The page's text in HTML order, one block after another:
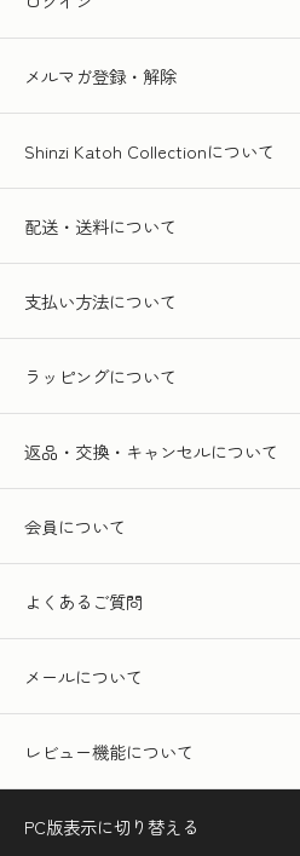
メルマガ登録・解除
Shinzi Katoh Collectionについて
配送・送料について
支払い方法について
ラッピングについて
返品・交換・キャンセルについて
会員について
よくあるご質問
メールについて
レビュー機能について
PC版表示に切り替える